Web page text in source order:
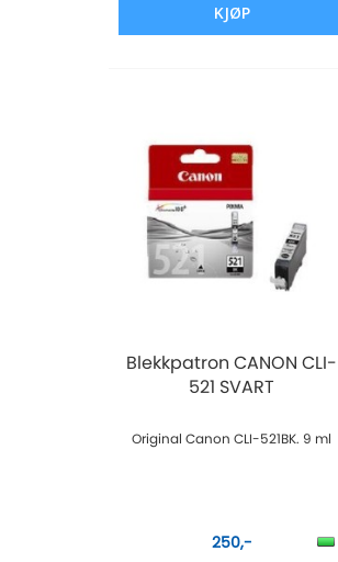
KJØP
Blekkpatron CANON CLI-
521 SVART
Original Canon CLI-521BK. 9 ml
250,-